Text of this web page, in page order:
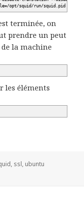
=/opt/squid/run/squid.pid
terminée, on
prendre un peut
la machine
les éléments
SSL Bump sur Squid 5
, ssl, ubuntu